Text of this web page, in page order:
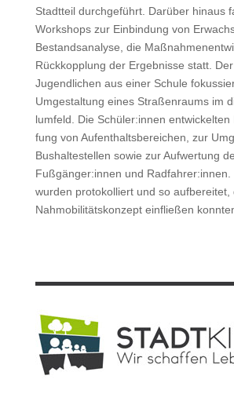
Stadt­teil durchge­führt. Darüber hin­aus
Work­shops zur Ein­bindung von
Bestand­s­analyse, die
Rück­kop­plung der Ergeb­nisse statt.
Jugendlichen aus ein­er Schule
Umgestal­tung eines Straßen­raums im
lum­feld. Die Schüler:innen
fung von Aufen­thalts­bere­ichen, zur
Bushal­testellen sowie zur Aufw­er­tung
Fußgänger:innen und Radfahrer:innen.
wur­den pro­tokol­liert und so auf­bere­it­et,
Nah­mo­bil­ität­skonzept ein­fließen